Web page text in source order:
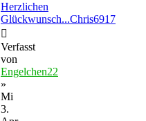
Herzlichen
Glückwunsch...Chris6917
Verfasst
von
Engelchen22
»
Mi
3.